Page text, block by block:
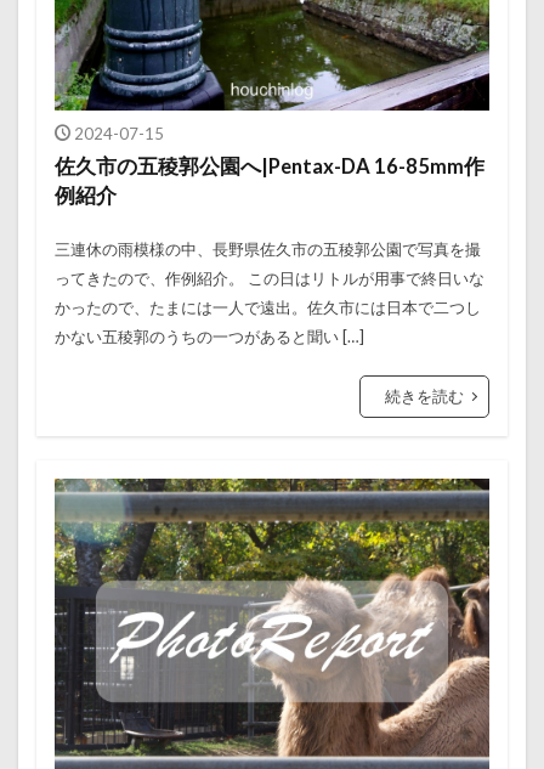
2024-07-15
佐久市の五稜郭公園へ|Pentax-DA 16-85mm作
例紹介
三連休の雨模様の中、長野県佐久市の五稜郭公園で写真を撮
ってきたので、作例紹介。 この日はリトルが用事で終日いな
かったので、たまには一人で遠出。佐久市には日本で二つし
かない五稜郭のうちの一つがあると聞い […]
続きを読む